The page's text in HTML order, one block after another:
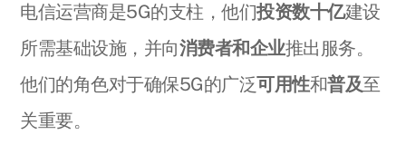
电信运营商是5G的支柱，他们投资数十亿建设
所需基础设施，并向消费者和企业推出服务。
他们的角色对于确保5G的广泛可用性和普及至
关重要。